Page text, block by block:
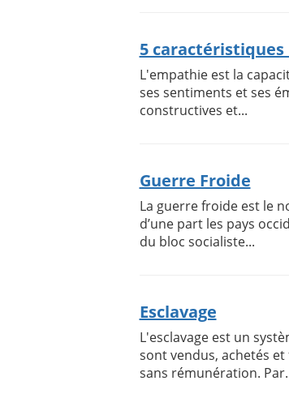
5
L'empathie est la
ses sentiments et ses
constructives et...
Guerre Froide
La guerre froide est le
d’une part les pays
du bloc socialiste...
Esclavage
L'esclavage est un
sont vendus, achetés
sans rémunération.